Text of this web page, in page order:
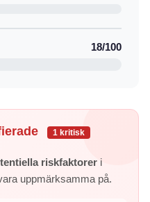
18/100
1 kritisk
riskfaktorer i
uppmärksamma på.